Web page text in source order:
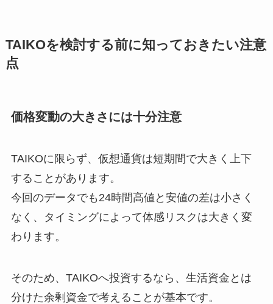
TAIKOを検討する前に知っておきたい注意
点
価格変動の大きさには十分注意
TAIKOに限らず、仮想通貨は短期間で大きく上下
することがあります。
今回のデータでも24時間高値と安値の差は小さく
なく、タイミングによって体感リスクは大きく変
わります。
そのため、TAIKOへ投資するなら、生活資金とは
分けた余剰資金で考えることが基本です。